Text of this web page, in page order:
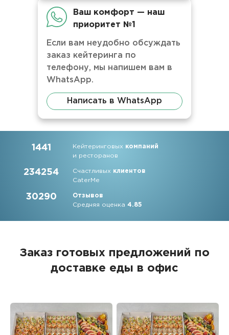
Ваш комфорт — наш
приоритет №1
Если вам неудобно обсуждать
заказ кейтеринга по
телефону, мы напишем вам в
WhatsApp.
Написать в WhatsApp
1441 Кейтеринговых компаний
и ресторанов
234254 Счастливых клиентов
CaterMe
30290
Отзывов
Средняя оценка4.85
Заказ готовых предложений по
доставке еды в офис